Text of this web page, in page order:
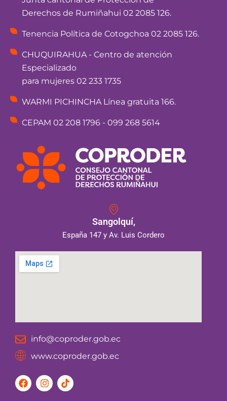
Derechos de Rumiñahui 02 2085 126.
Tenencia Política de Cotogchoa 02 2085 126.
CHUQUIRAHUA - Centro de atención
Especializado
para mujeres 02 233 1735
WARMI PICHINCHA Línea gratuita 166.
CEPAM 02 208 1796 - 099 268 5614
Sangolquí,
España 147 y Av. Luis Cordero
info@coproder.gob.ec
www.coproder.gob.ec
F
a
I
n
T
i